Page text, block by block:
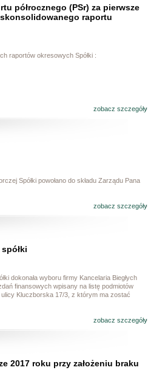
półrocznego (PSr) za pierwsze
skonsolidowanego raportu
raportów okresowych Spółki :
zobacz szczegóły
Spółki powołano do składu Zarządu Pana
zobacz szczegóły
dokonała wyboru firmy Kancelaria Biegłych
finansowych wpisany na listę podmiotów
Kluczborska 17/3, z którym ma zostać
zobacz szczegóły
2017 roku przy założeniu braku